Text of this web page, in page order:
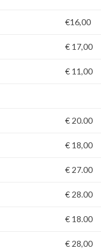
€16,00
€ 17,00
€ 11,00
€ 20.00
€ 18,00
€ 27.00
€ 28.00
€ 18.00
€ 28,00